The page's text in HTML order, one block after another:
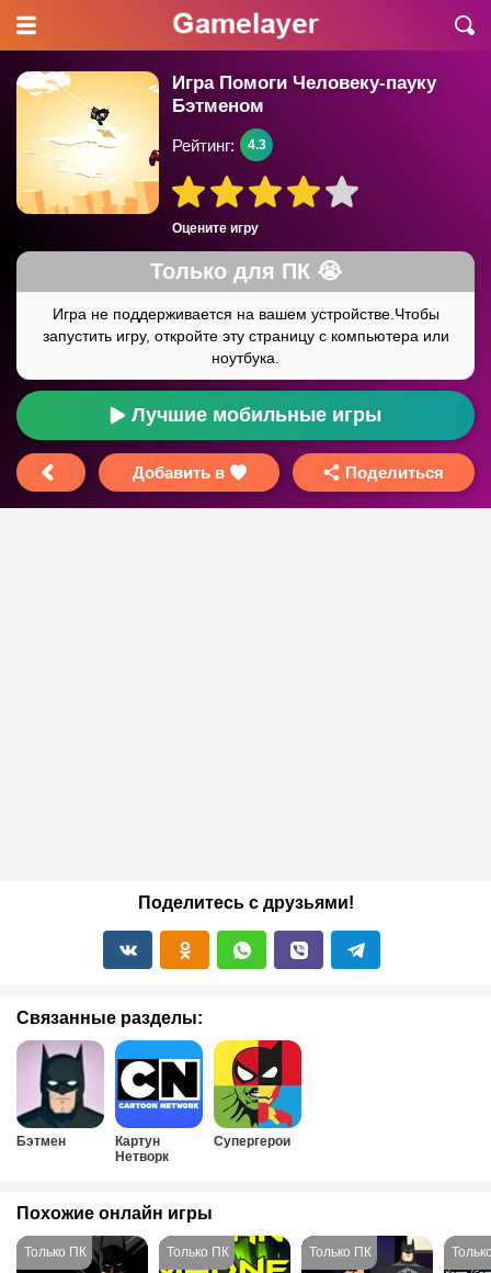
Игра Помоги Человеку-пауку
Бэтменом
Оцените игру
Рейтинг: 4.3
Лучшие мобильные игры
Добавить в Поделиться
Поделитесь с друзьями!
Связанные разделы:
Бэтмен
Картун
Нетворк
Супергерои
Похожие онлайн игры